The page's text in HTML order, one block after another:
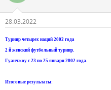
28.03.2022
Турнир четырех наций 2002 года
2 й женский футбольный турнир.
Гуанчжоу с 23 по 25 января 2002 года.
Итоговые результаты: